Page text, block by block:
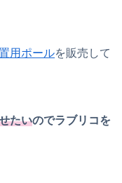
用ポールを販売して
たいのでラブリコを